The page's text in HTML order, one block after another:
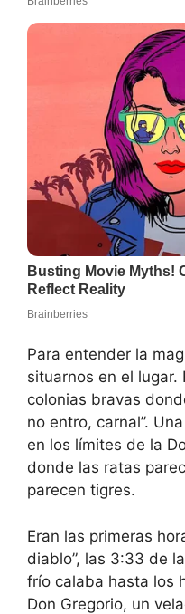
Para entender la
situarnos en el lugar.
colonias bravas
no entro, carnal”.
en los límites de la
donde las ratas
parecen tigres.
Eran las primeras
diablo”, las 3:33 de
frío calaba hasta los
Don Gregorio, un